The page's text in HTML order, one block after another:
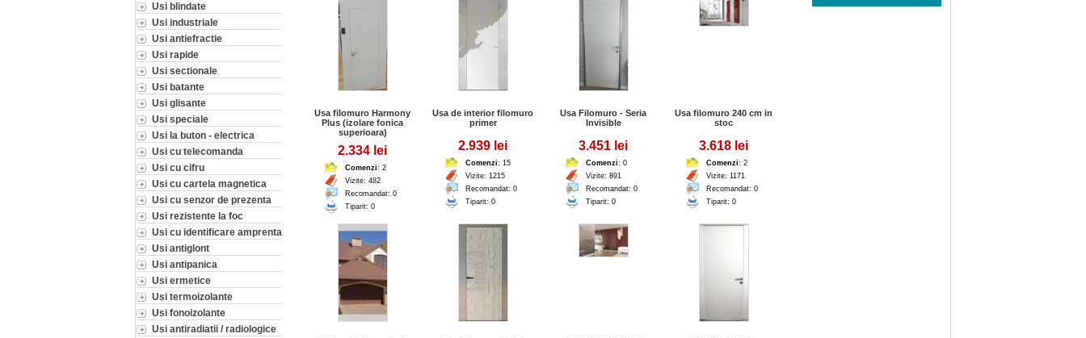
Usi blindate
Usi industriale
Usi antiefractie
Usi rapide
Usi sectionale
Usi batante
Usi glisante
Usi speciale
Usi la buton - electrica
Usi cu telecomanda
Usi cu cifru
Usi cu cartela magnetica
Usi cu senzor de prezenta
Usi rezistente la foc
Usi cu identificare amprenta
Usi antiglont
Usi antipanica
Usi ermetice
Usi termoizolante
Usi fonoizolante
Usi antiradiatii / radiologice
Usa filomuro Harmony
Plus (izolare fonica
superioara)
2.334 lei
Comenzi: 2
Vizite: 482
Recomandat: 0
Tiparit: 0
Usa de interior filomuro
primer
2.939 lei
Comenzi: 15
Vizite: 1215
Recomandat: 0
Tiparit: 0
Usa Filomuro - Seria
Invisible
3.451 lei
Comenzi: 0
Vizite: 891
Recomandat: 0
Tiparit: 0
Usa filomuro 240 cm in
stoc
3.618 lei
Comenzi: 2
Vizite: 1171
Recomandat: 0
Tiparit: 0